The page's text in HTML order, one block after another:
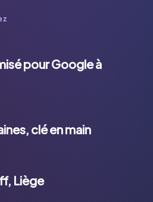
pour Google à
clé en main
Liège